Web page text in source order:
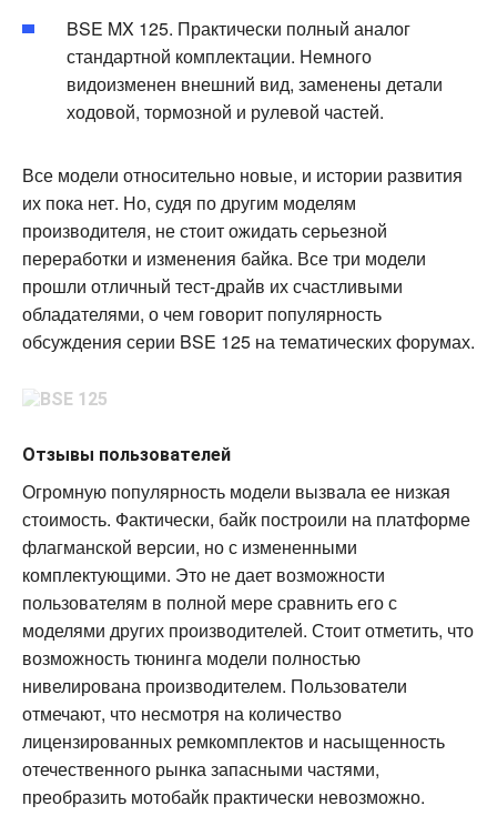
BSE MX 125. Практически полный аналог
стандартной комплектации. Немного
видоизменен внешний вид, заменены детали
ходовой, тормозной и рулевой частей.
Все модели относительно новые, и истории развития
их пока нет. Но, судя по другим моделям
производителя, не стоит ожидать серьезной
переработки и изменения байка. Все три модели
прошли отличный тест-драйв их счастливыми
обладателями, о чем говорит популярность
обсуждения серии BSE 125 на тематических форумах.
Отзывы пользователей
Огромную популярность модели вызвала ее низкая
стоимость. Фактически, байк построили на платформе
флагманской версии, но с измененными
комплектующими. Это не дает возможности
пользователям в полной мере сравнить его с
моделями других производителей. Стоит отметить, что
возможность тюнинга модели полностью
нивелирована производителем. Пользователи
отмечают, что несмотря на количество
лицензированных ремкомплектов и насыщенность
отечественного рынка запасными частями,
преобразить мотобайк практически невозможно.